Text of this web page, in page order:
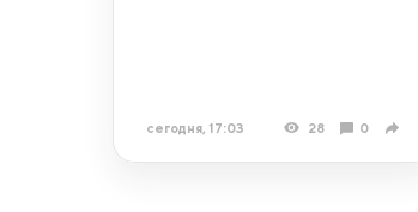
сегодня, 17:03 28 0